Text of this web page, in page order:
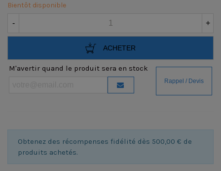
Bientôt disponible
- +
ACHETER
M'avertir quand le produit sera en stock
Obtenez des récompenses fidélité dès 500,00 € de
produits achetés.